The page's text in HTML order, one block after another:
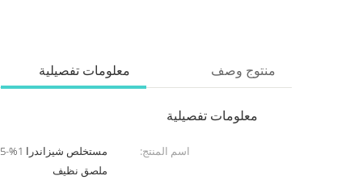
معلومات تفصيلية منتوج وصف
معلومات تفصيلية
اسم المنتج:
ملصق نظيف